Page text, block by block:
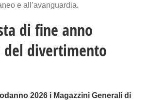
e all’avanguardia.
di fine anno
del divertimento
2026 i Magazzini Generali di